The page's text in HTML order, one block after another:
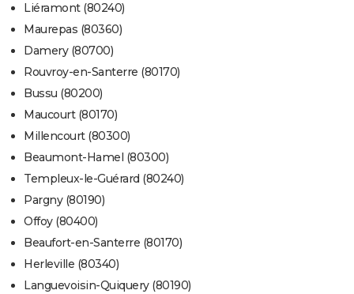
Liéramont (80240)
Maurepas (80360)
Damery (80700)
Rouvroy-en-Santerre (80170)
Bussu (80200)
Maucourt (80170)
Millencourt (80300)
Beaumont-Hamel (80300)
Templeux-le-Guérard (80240)
Pargny (80190)
Offoy (80400)
Beaufort-en-Santerre (80170)
Herleville (80340)
Languevoisin-Quiquery (80190)